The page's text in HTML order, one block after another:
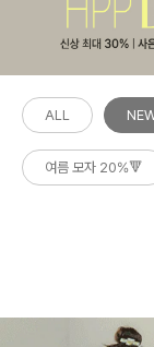
ALL
여름 모자 20%🔻